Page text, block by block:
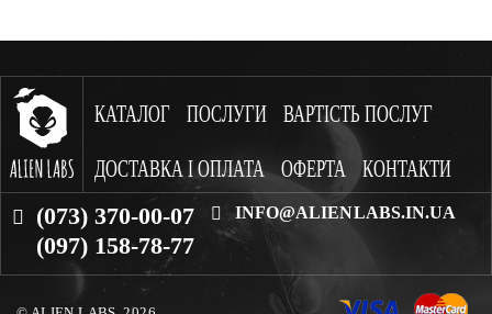
КАТАЛОГ ПОСЛУГИ ВАРТІСТЬ ПОСЛУГ
ДОСТАВКА І ОПЛАТА ОФЕРТА КОНТАКТИ
(073) 370-00-07
(097) 158-78-77
INFO@ALIENLABS.IN.UA